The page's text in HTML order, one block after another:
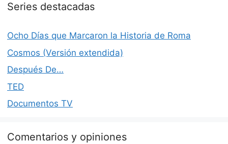
Series destacadas
Ocho Días que Marcaron la Historia de Roma
Cosmos (Versión extendida)
Después De…
TED
Documentos TV
Comentarios y opiniones